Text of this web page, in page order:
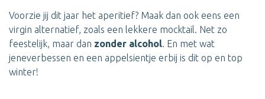
Voorzie jij dit jaar het aperitief? Maak dan ook eens een
virgin alternatief, zoals een lekkere mocktail. Net zo
feestelijk, maar dan zonder alcohol. En met wat
jeneverbessen en een appelsientje erbij is dit op en top
winter!